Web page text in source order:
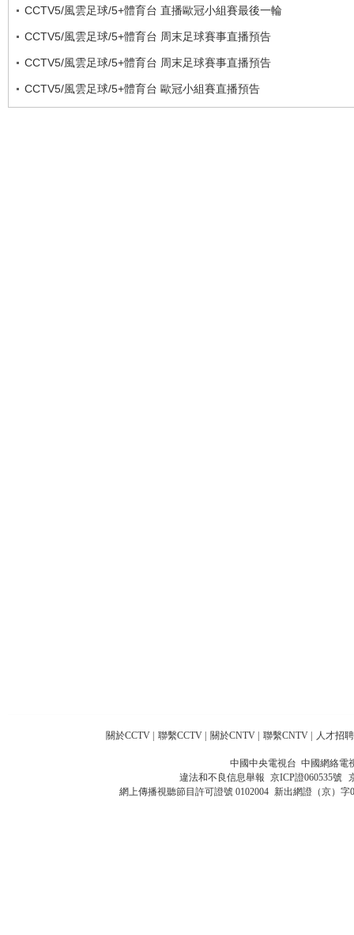
CCTV5/風雲足球/5+體育台 直播歐冠小組賽最後一輪
CCTV5/風雲足球/5+體育台 周末足球賽事直播預告
CCTV5/風雲足球/5+體育台 周末足球賽事直播預告
CCTV5/風雲足球/5+體育台 歐冠小組賽直播預告
關於CCTV 聯繫CCTV 關於CNTV 聯繫CNTV 人才招聘
中國中央電視台 中國網絡電
違法和不良信息舉報 京ICP證060535號
網上傳播視聽節目許可證號 0102004 新出網證（京）